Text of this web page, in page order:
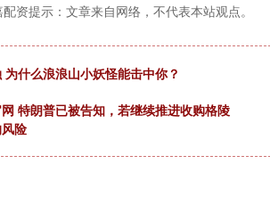
资提示：文章来自网络，不代表本站观点。
为什么浪浪山小妖怪能击中你？
特朗普已被告知，若继续推进收购格陵
险